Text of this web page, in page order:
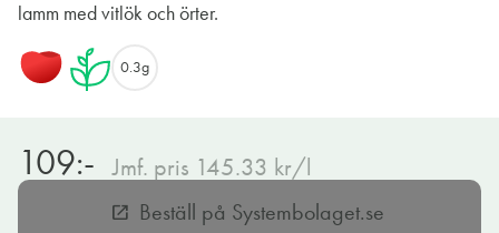
lamm med vitlök och örter.
0.3g
109:- Jmf. pris 145.33 kr/l
open_in_new Beställ på Systembolaget.se